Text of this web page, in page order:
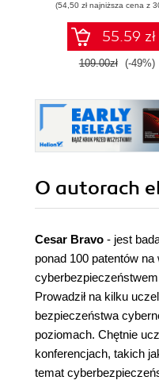
Linux, IoT i
infrastruktury w
chmurze
(54,50 zł najniższa cena z
55.59 zł
109.00zł (-49%)
O autorach
Cesar Bravo - jest
ponad 100 patentów
Prowadził na kilku
bezpieczeństwa
poziomach. Chętnie
konferencjach, takich
temat